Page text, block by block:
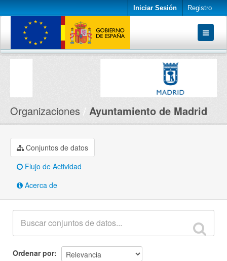
Iniciar Sesión Registro
Conjuntos de datos
Organizaciones Ayuntamiento de Madrid
Conjuntos de datos
Flujo de Actividad
Acerca de
Ordenar por